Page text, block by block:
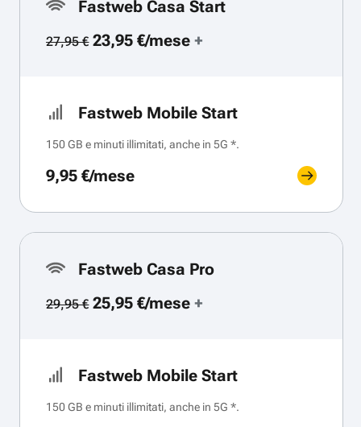
Fastweb Casa Start
27,95 €23,95 €/mese+
Fastweb Mobile Start
150 GB e minuti illimitati, anche in 5G *.
9,95 €/mese
Fastweb Casa Pro
29,95 €25,95 €/mese+
Fastweb Mobile Start
150 GB e minuti illimitati, anche in 5G *.